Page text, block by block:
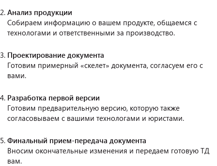
Анализ продукции
Собираем информацию о вашем продукте, общаемся с
технологами и ответственными за производство.
Проектирование документа
Готовим примерный «скелет» документа, согласуем его с
вами.
Разработка первой версии
Готовим предварительную версию, которую также
согласовываем с вашими технологами и юристами.
Финальный прием-передача документа
Вносим окончательные изменения и передаем готовую ТД
вам.